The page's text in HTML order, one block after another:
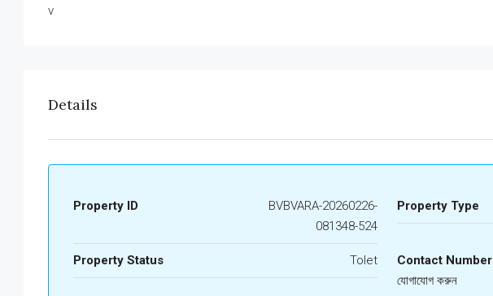
v
Details
Property ID
BVBVARA-20260226-
081348-524
Property Type
Property Status Tolet Contact Number
যোগাযোগ করুন